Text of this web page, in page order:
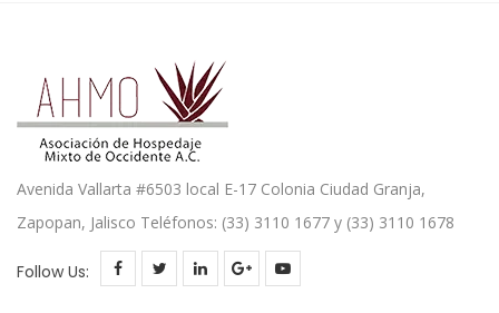
Avenida Vallarta #6503 local E-17 Colonia Ciudad Granja,
Zapopan, Jalisco Teléfonos: (33) 3110 1677 y (33) 3110 1678
Follow Us: